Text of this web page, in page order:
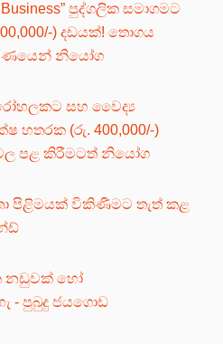
Business” පුද්ගලික සමාගමට
) දඩයක්! තොගය
නියෝග
සහ වෛද්‍ය
හතරක (රු. 400,000/-)
පළ කිරීමටත් නියෝග
පිළිමයක් විකිණීමට තැත් කළ
නඩුවක් හෝ
- පුබුදු ජයගොඩ